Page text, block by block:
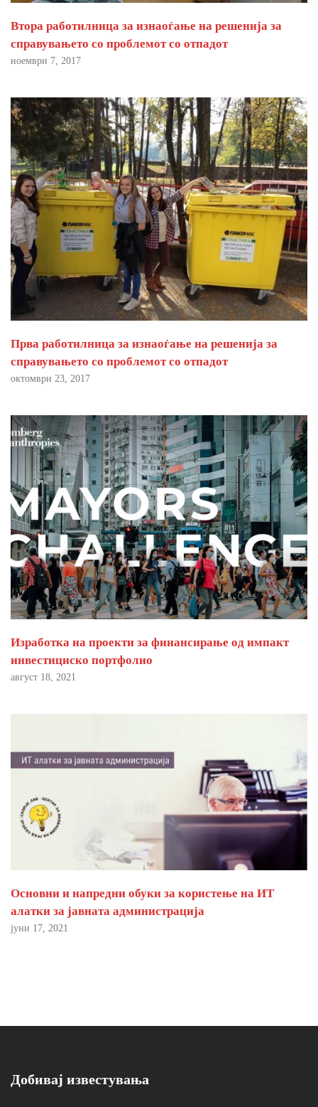
Втора работилница за изнаоѓање на решенија за
справувањето со проблемот со отпадот
ноември 7, 2017
Прва работилница за изнаоѓање на решенија за
справувањето со проблемот со отпадот
октомври 23, 2017
Изработка на проекти за финансирање од импакт
инвестициско портфолио
август 18, 2021
Основни и напредни обуки за користење на ИТ
алатки за јавната администрација
јуни 17, 2021
Добивај известувања